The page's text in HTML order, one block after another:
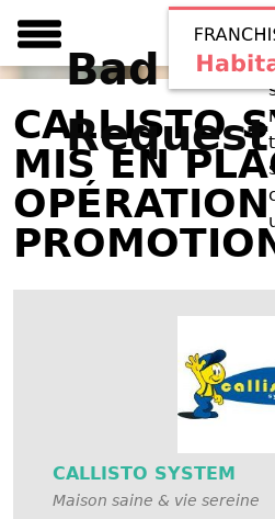
Bad
Request
CALLISTO
MIS EN
OPÉRATION
CALLISTO SYSTEM
Maison saine & vie sereine